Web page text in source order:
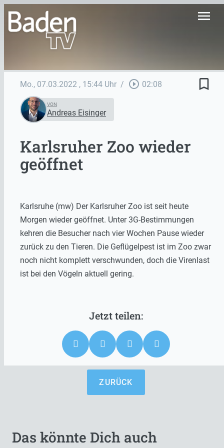
menu
Mo., 07.03.2022 , 15:44 Uhr / play_circle_outline 02:08 bookmark_border
VON
Andreas Eisinger
Karlsruher Zoo wieder
geöffnet
Karlsruhe (mw) Der Karlsruher Zoo ist seit heute
Morgen wieder geöffnet. Unter 3G-Bestimmungen
kehren die Besucher nach vier Wochen Pause wieder
zurück zu den Tieren. Die Geflügelpest ist im Zoo zwar
noch nicht komplett verschwunden, doch die Virenlast
ist bei den Vögeln aktuell gering.
ZURÜCK
Das könnte Dich auch